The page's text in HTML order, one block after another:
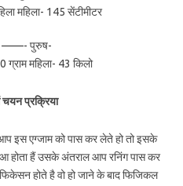
महिला- 145 सेंटीमीटर
——- पुरुष-
ग्राम महिला- 43 किलो
प्रक्रिया
इस एग्जाम को पास कर लेते हो तो इसके
होता हैं उसके अंतराल आप रनिंग पास कर
होते है वो हो जाने के बाद फिजिकल